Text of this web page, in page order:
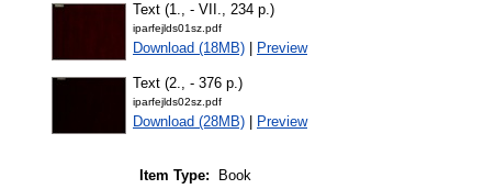
Text (1., - VII., 234 p.)
iparfejlds01sz.pdf
Download (18MB) Preview
Text (2., - 376 p.)
iparfejlds02sz.pdf
Download (28MB) Preview
Item Type:
Book